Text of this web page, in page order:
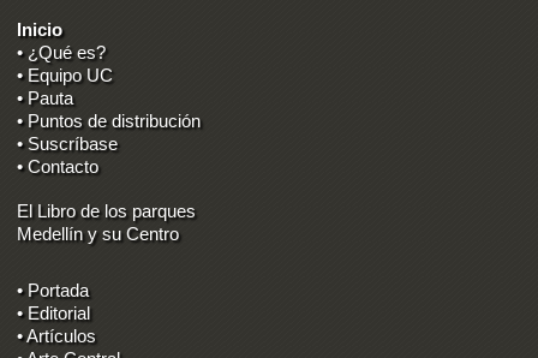
Inicio
• ¿Qué es?
• Equipo UC
• Pauta
• Puntos de distribución
• Suscríbase
• Contacto
El Libro de los parques
Medellín y su Centro
• Portada
• Editorial
• Artículos